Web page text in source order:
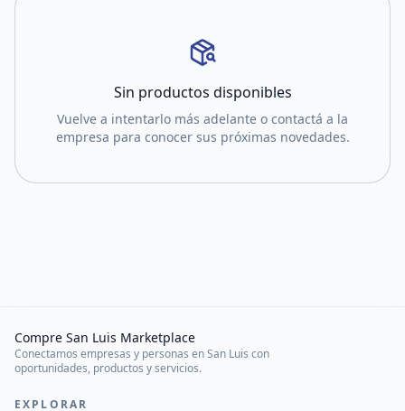
Sin productos disponibles
Vuelve a intentarlo más adelante o contactá a la
empresa para conocer sus próximas novedades.
Compre San Luis Marketplace
Conectamos empresas y personas en San Luis con
oportunidades, productos y servicios.
EXPLORAR